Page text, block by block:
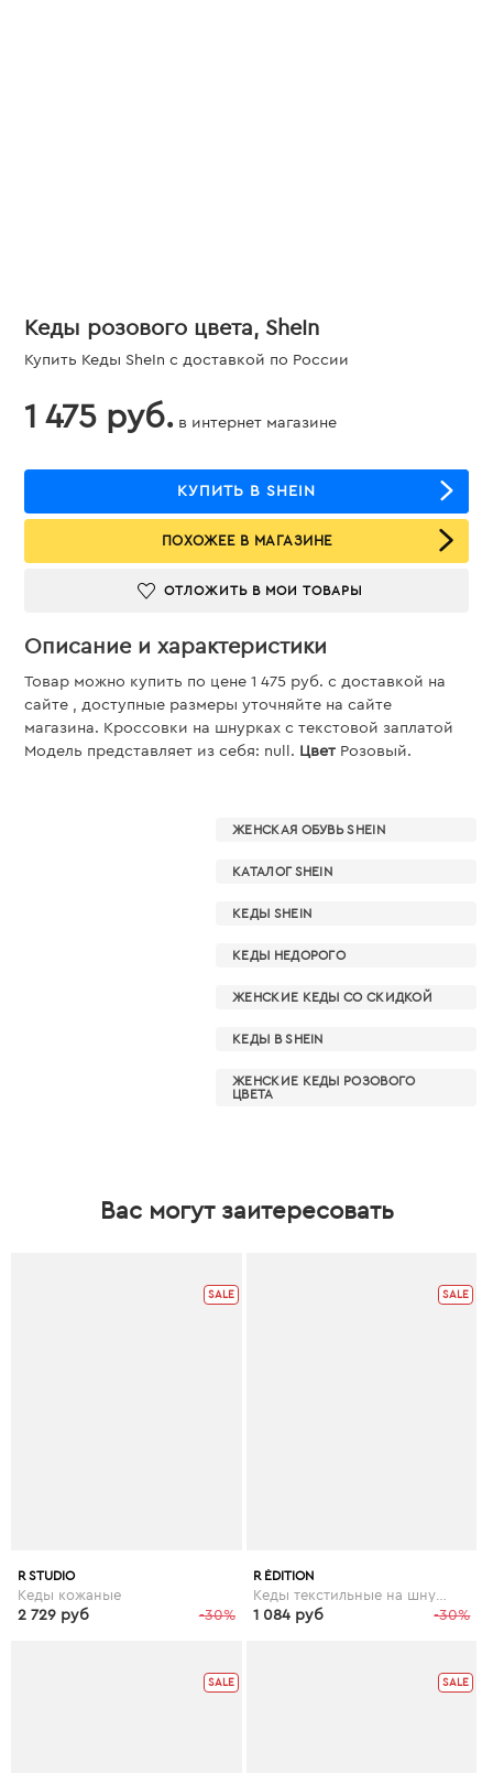
Кеды розового цвета, SheIn
Купить Кеды SheIn с доставкой по России
1 475 руб. в интернет магазине
КУПИТЬ В SHEIN
ПОХОЖЕЕ В МАГАЗИНЕ
ОТЛОЖИТЬ В МОИ ТОВАРЫ
Описание и характеристики
Товар можно купить по цене 1 475 руб. c доставкой на
сайте , доступные размеры уточняйте на сайте
магазина. Кроссовки на шнурках с текстовой заплатой
Модель представляет из себя: null. Цвет Розовый.
ЖЕНСКАЯ ОБУВЬ SHEIN
КАТАЛОГ SHEIN
КЕДЫ SHEIN
КЕДЫ НЕДОРОГО
ЖЕНСКИЕ КЕДЫ СО СКИДКОЙ
КЕДЫ В SHEIN
ЖЕНСКИЕ КЕДЫ РОЗОВОГО
ЦВЕТА
Вас могут заитересовать
SALE
R STUDIO
Кеды кожаные
-30%
2 729 руб
SALE
R ÉDITION
Кеды текстильные на шнуровке
-30%
1 084 руб
SALE SALE